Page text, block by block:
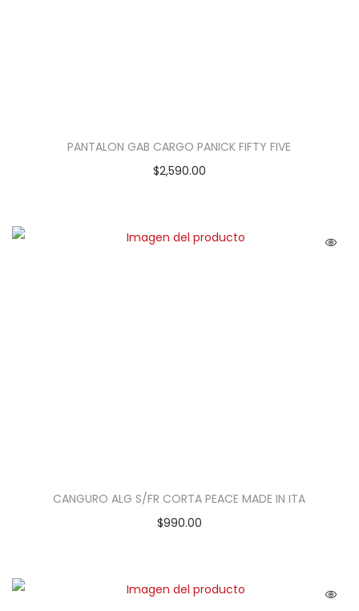
PANTALON GAB CARGO PANICK FIFTY FIVE
$2,590.00
CANGURO ALG S/FR CORTA PEACE MADE IN ITA
$990.00